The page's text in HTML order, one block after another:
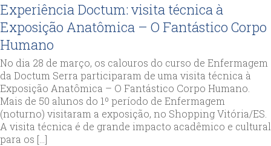
Experiência Doctum: visita técnica à
Exposição Anatômica – O Fantástico Corpo
Humano
No dia 28 de março, os calouros do curso de Enfermagem
da Doctum Serra participaram de uma visita técnica à
Exposição Anatômica – O Fantástico Corpo Humano.
Mais de 50 alunos do 1º período de Enfermagem
(noturno) visitaram a exposição, no Shopping Vitória/ES.
A visita técnica é de grande impacto acadêmico e cultural
para os […]